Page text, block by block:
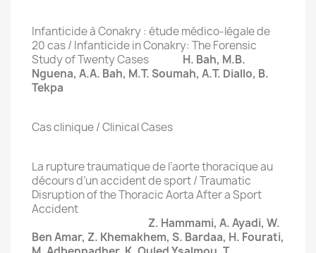
Infanticide à Conakry : étude médico-légale de
20 cas / Infanticide in Conakry: The Forensic
Study of Twenty Cases H. Bah, M.B.
Nguena, A.A. Bah, M.T. Soumah, A.T. Diallo, B.
Tekpa
Cas clinique / Clinical Cases
La rupture traumatique de l’aorte thoracique au
décours d’un accident de sport / Traumatic
Disruption of the Thoracic Aorta After a Sport
Accident
Z. Hammami, A. Ayadi, W.
Ben Amar, Z. Khemakhem, S. Bardaa, H. Fourati,